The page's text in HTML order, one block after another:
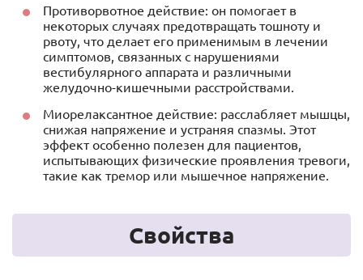
Противорвотное действие: он помогает в
некоторых случаях предотвращать тошноту и
рвоту, что делает его применимым в лечении
симптомов, связанных с нарушениями
вестибулярного аппарата и различными
желудочно-кишечными расстройствами.
Миорелаксантное действие: расслабляет мышцы,
снижая напряжение и устраняя спазмы. Этот
эффект особенно полезен для пациентов,
испытывающих физические проявления тревоги,
такие как тремор или мышечное напряжение.
Свойства